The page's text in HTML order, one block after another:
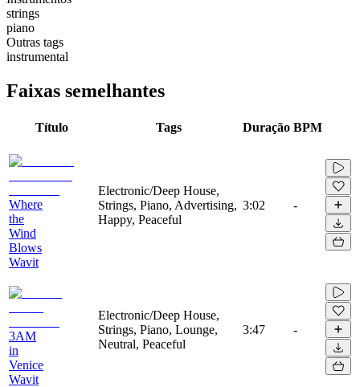
strings
piano
Outras tags
instrumental
Faixas semelhantes
Título Tags Duração BPM
Where
the
Wind
Blows
Wavit
Electronic/Deep House,
Strings, Piano, Advertising,
Happy, Peaceful
3:02 -
3AM
in
Venice
Wavit
Electronic/Deep House,
Strings, Piano, Lounge,
Neutral, Peaceful
3:47 -